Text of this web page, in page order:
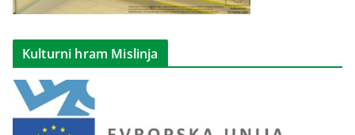
Kulturni hram Mislinja